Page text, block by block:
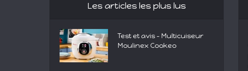
Les articles les plus lus
Test et avis – Multicuiseur
Moulinex Cookeo